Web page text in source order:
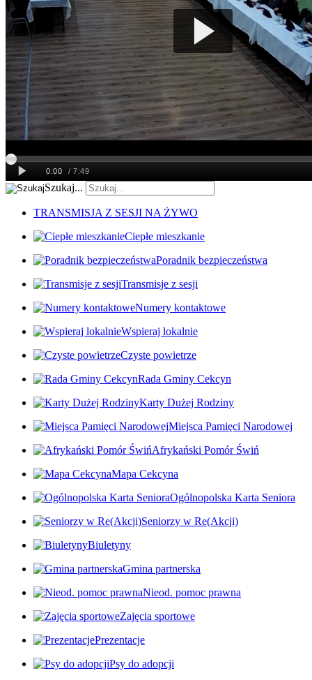
Szukaj...
TRANSMISJA Z SESJI NA ŻYWO
Ciepłe mieszkanie
Poradnik bezpieczeństwa
Transmisje z sesji
Numery kontaktowe
Wspieraj lokalnie
Czyste powietrze
Rada Gminy Cekcyn
Karty Dużej Rodziny
Miejsca Pamięci Narodowej
Afrykański Pomór Świń
Mapa Cekcyna
Ogólnopolska Karta Seniora
Seniorzy w Re(Akcji)
Biuletyny
Gmina partnerska
Nieod. pomoc prawna
Zajęcia sportowe
Prezentacje
Psy do adopcji